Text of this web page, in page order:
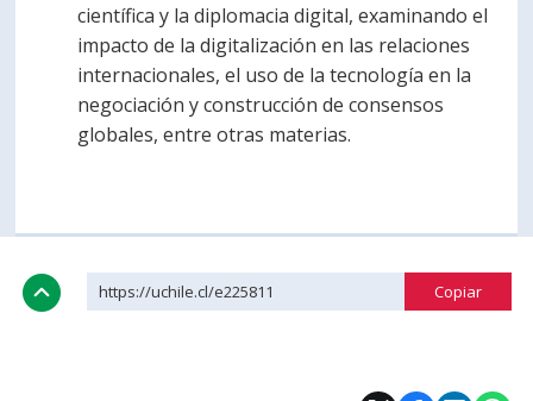
científica y la diplomacia digital, examinando el
impacto de la digitalización en las relaciones
internacionales, el uso de la tecnología en la
negociación y construcción de consensos
globales, entre otras materias.
https://uchile.cl/e225811